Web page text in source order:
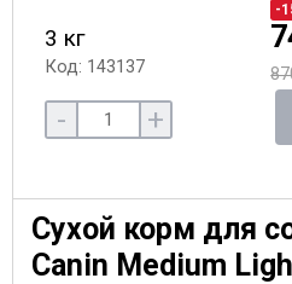
3 кг
Код: 143137
-
- +
Сухой корм для
Canin Medium